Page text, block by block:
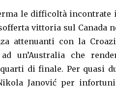
le difficoltà incontrate
vittoria sul Canada
attenuanti con la
un’Australia che
di finale. Per quasi
Janović per